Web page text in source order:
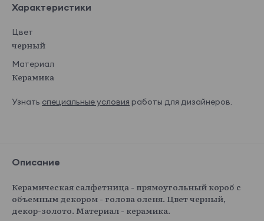
Характеристики
Цвет
черный
Материал
Керамика
Узнать специальные условия работы для дизайнеров.
Описание
Керамическая салфетница - прямоугольный короб с
объемным декором - голова оленя. Цвет черный,
декор-золото. Материал - керамика.